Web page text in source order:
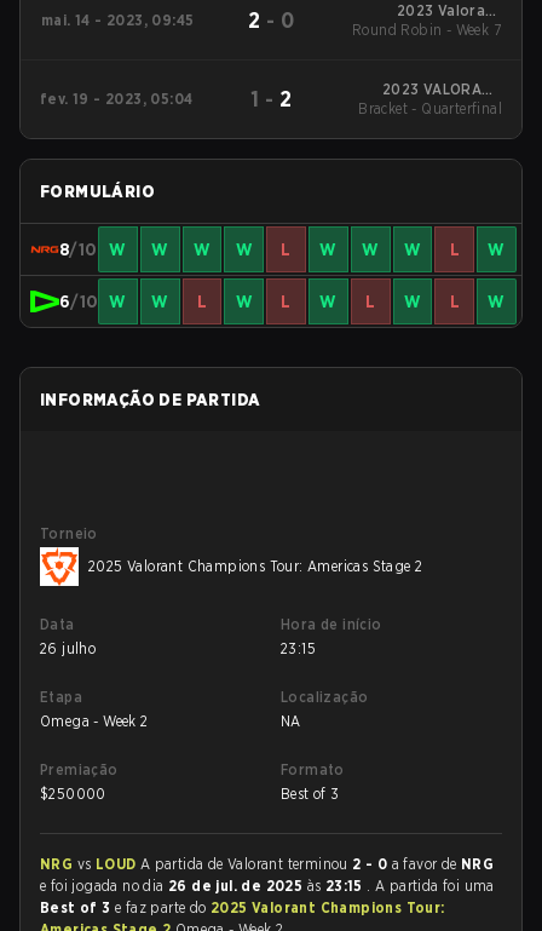
mai. 14 - 2023, 09:45 2 - 0
2023 Valorant
Champions Tour:
Round Robin - Week 7
fev. 19 - 2023, 05:04 1 - 2
2023 VALORANT
Champions Tour:
Bracket - Quarterfinal
FORMULÁRIO
8/10 W W W W L W W W L W
6/10 W W L W L W L W L W
INFORMAÇÃO DE PARTIDA
Torneio
2025 Valorant Champions Tour: Americas Stage 2
Data
26 julho
Hora de início
23:15
Etapa
Omega - Week 2
Localização
NA
Premiação
$250000
Formato
Best of 3
NRG vs LOUD A partida de Valorant terminou 2 - 0 a favor de NRG
e foi jogada no dia 26 de jul. de 2025 às 23:15 . A partida foi uma
Best of 3 e faz parte do 2025 Valorant Champions Tour: